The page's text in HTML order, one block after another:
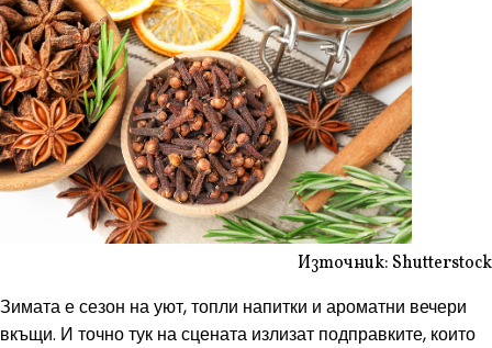
Източник: Shutterstock
Зимата е сезон на уют, топли напитки и ароматни вечери
вкъщи. И точно тук на сцената излизат подправките, които